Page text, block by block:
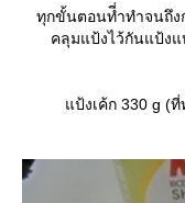
ทุกขั้นตอนที่ำทำจนถึง
คลุมแป้งไว้กันแป้งแ
ป้งเค้ก 330 g (ที่